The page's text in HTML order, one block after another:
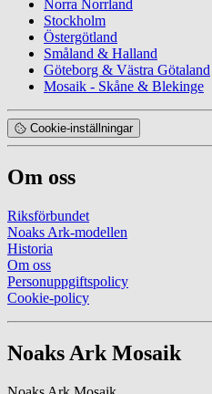
Norra Norrland
Stockholm
Östergötland
Småland & Halland
Göteborg & Västra Götaland
Mosaik - Skåne & Blekinge
Cookie-inställningar
Om oss
Riksförbundet
Noaks Ark-modellen
Historia
Om oss
Personuppgiftspolicy
Cookie-policy
Noaks Ark Mosaik